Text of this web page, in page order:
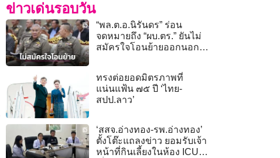
ข่าวเด่นรอบวัน
“พล.ต.อ.นิรันดร” ร่อน
จดหมายถึง “ผบ.ตร.” ยันไม่
สมัครใจโอนย้ายออกนอก
ทรงต่อยอดมิตรภาพที่
แน่นแฟ้น ๗๕ ปี ‘ไทย-
สปป.ลาว’
‘สสจ.อ่างทอง-รพ.อ่างทอง’
ตั้งโต๊ะแถลงข่าว ยอมรับเจ้า
หน้าที่กินเลี้ยงในห้อง ICU